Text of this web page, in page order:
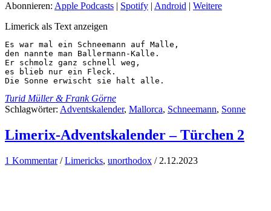
Abonnieren: Apple Podcasts | Spotify | Android | Weitere
Limerick als Text anzeigen
Es war mal ein Schneemann auf Malle,
den nannte man Ballermann-Kalle.
Er schmolz ganz schnell weg,
es blieb nur ein Fleck.
Die Sonne erwischt sie halt alle.
Turid Müller & Frank Görne
Schlagwörter: Adventskalender, Mallorca, Schneemann, Sonne
Limerix-Adventskalender – Türchen 2
1 Kommentar /Limericks, unorthodox / 2.12.2023